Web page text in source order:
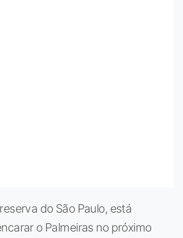
do São Paulo, está
o Palmeiras no próximo